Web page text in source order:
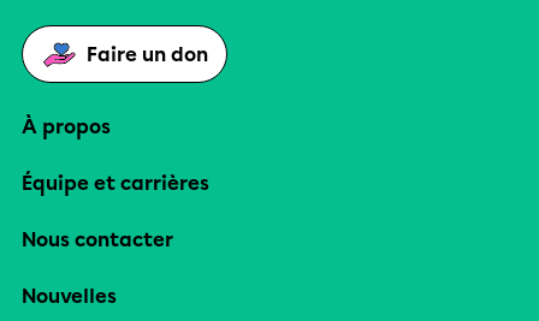
Faire un don
À propos
Équipe et carrières
Nous contacter
Nouvelles